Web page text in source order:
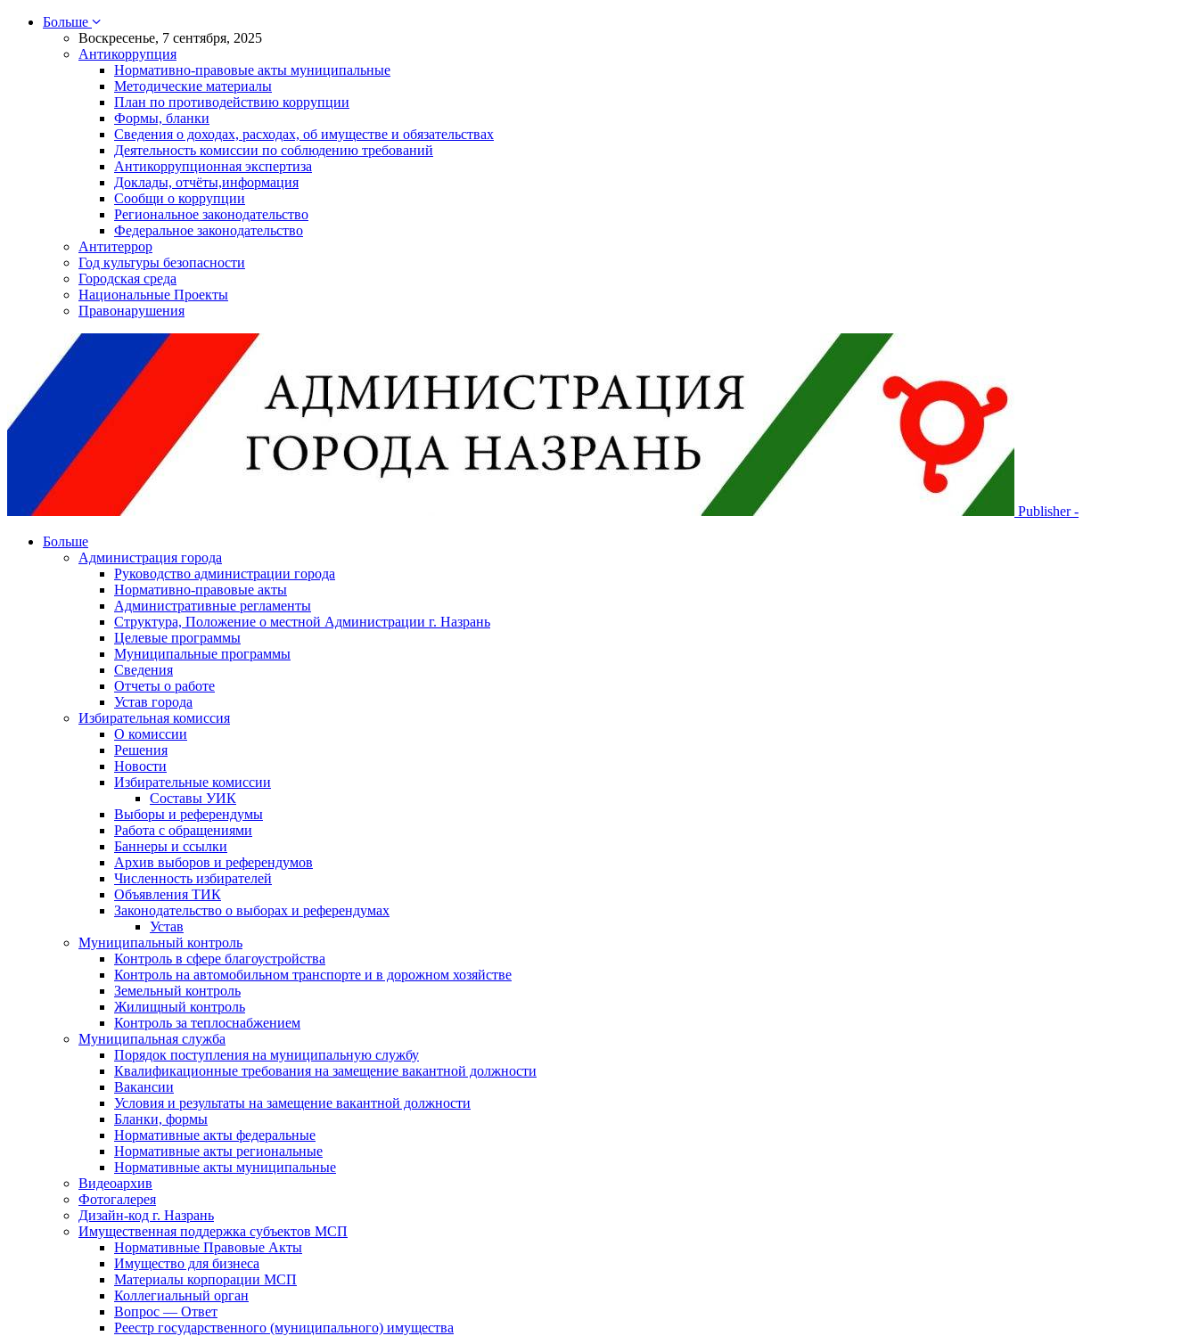
Больше
Воскресенье, 7 сентября, 2025
Антикоррупция
Нормативно-правовые акты муниципальные
Методические материалы
План по противодействию коррупции
Формы, бланки
Сведения о доходах, расходах, об имуществе и обязательствах
Деятельность комиссии по соблюдению требований
Антикоррупционная экспертиза
Доклады, отчёты,информация
Сообщи о коррупции
Региональное законодательство
Федеральное законодательство
Антитеррор
Год культуры безопасности
Городская среда
Национальные Проекты
Правонарушения
Publisher -
Больше
Администрация города
Руководство администрации города
Нормативно-правовые акты
Административные регламенты
Структура, Положение о местной Администрации г. Назрань
Целевые программы
Муниципальные программы
Сведения
Отчеты о работе
Устав города
Избирательная комиссия
О комиссии
Решения
Новости
Избирательные комиссии
Составы УИК
Выборы и референдумы
Работа с обращениями
Баннеры и ссылки
Архив выборов и референдумов
Численность избирателей
Объявления ТИК
Законодательство о выборах и референдумах
Устав
Муниципальный контроль
Контроль в сфере благоустройства
Контроль на автомобильном транспорте и в дорожном хозяйстве
Земельный контроль
Жилищный контроль
Контроль за теплоснабжением
Муниципальная служба
Порядок поступления на муниципальную службу
Квалификационные требования на замещение вакантной должности
Вакансии
Условия и результаты на замещение вакантной должности
Бланки, формы
Нормативные акты федеральные
Нормативные акты региональные
Нормативные акты муниципальные
Видеоархив
Фотогалерея
Дизайн-код г. Назрань
Имущественная поддержка субъектов МСП
Нормативные Правовые Акты
Имущество для бизнеса
Материалы корпорации МСП
Коллегиальный орган
Вопрос — Ответ
Реестр государственного (муниципального) имущества